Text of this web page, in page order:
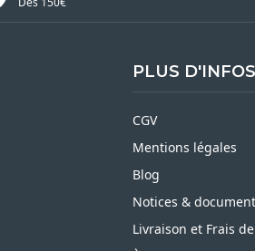
PLUS D'INFOS
CGV
Mentions légales
Blog
Notices &
Livraison et Frais